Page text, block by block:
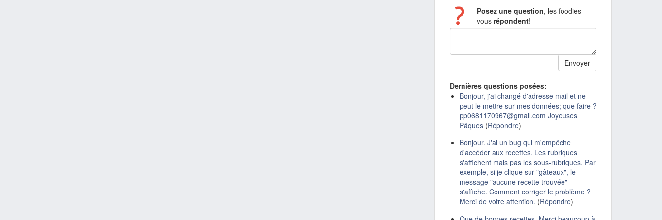
Posez une question, les foodies
vous répondent!
Dernières questions posées:
Bonjour, j'ai changé d'adresse mail et ne
peut le mettre sur mes données; que faire ?
pp0681170967@gmail.com Joyeuses
Pâques (Répondre)
Bonjour. J'ai un bug qui m'empêche
d'accéder aux recettes. Les rubriques
s'affichent mais pas les sous-rubriques. Par
exemple, si je clique sur "gâteaux", le
message "aucune recette trouvée"
s'affiche. Comment corriger le problème ?
Merci de votre attention. (Répondre)